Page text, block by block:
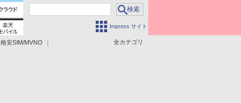
Impress サイト
全カテゴリ
格安SIM/MVNO